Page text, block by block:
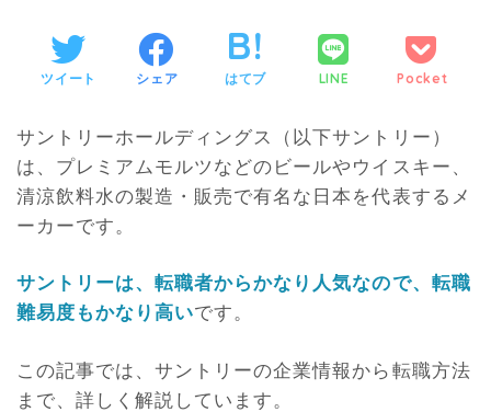
ツイート シェア はてブ LINE Pocket
サントリーホールディングス（以下サントリー）
は、プレミアムモルツなどのビールやウイスキー、
清涼飲料水の製造・販売で有名な日本を代表するメ
ーカーです。
サントリーは、転職者からかなり人気なので、転職
難易度もかなり高いです。
この記事では、サントリーの企業情報から転職方法
まで、詳しく解説しています。